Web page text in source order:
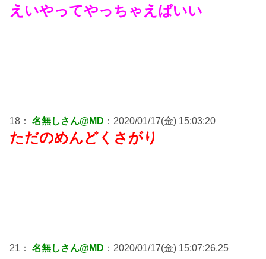
えいやってやっちゃえばいい
18： 名無しさん@MD ：2020/01/17(金) 15:03:20
ただのめんどくさがり
21： 名無しさん@MD ：2020/01/17(金) 15:07:26.25